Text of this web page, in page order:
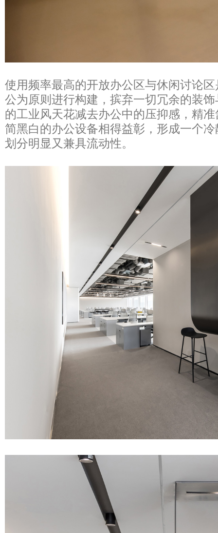
使用频率最高的开放办公区与休闲讨论
公为原则进行构建，摈弃一切冗余的装
的工业风天花减去办公中的压抑感，精
简黑白的办公设备相得益彰，形成一个
划分明显又兼具流动性。